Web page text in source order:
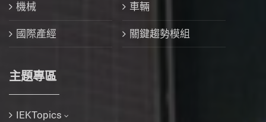
機械 車輛
國際產經 關鍵趨勢模組
主題專區
IEKTopics